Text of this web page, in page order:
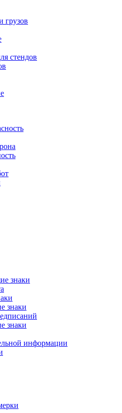
грузов
стендов
знаки
знаки
знаки
информации